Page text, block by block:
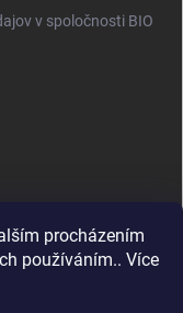
procházením
používáním.. Více
v spoločnosti BIO